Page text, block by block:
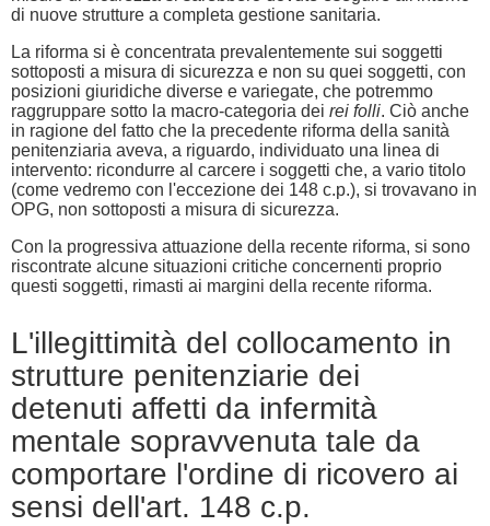
di nuove strutture a completa gestione sanitaria.
La riforma si è concentrata prevalentemente sui soggetti
sottoposti a misura di sicurezza e non su quei soggetti, con
posizioni giuridiche diverse e variegate, che potremmo
raggruppare sotto la macro-categoria dei rei folli. Ciò anche
in ragione del fatto che la precedente riforma della sanità
penitenziaria aveva, a riguardo, individuato una linea di
intervento: ricondurre al carcere i soggetti che, a vario titolo
(come vedremo con l'eccezione dei 148 c.p.), si trovavano in
OPG, non sottoposti a misura di sicurezza.
Con la progressiva attuazione della recente riforma, si sono
riscontrate alcune situazioni critiche concernenti proprio
questi soggetti, rimasti ai margini della recente riforma.
L'illegittimità del collocamento in
strutture penitenziarie dei
detenuti affetti da infermità
mentale sopravvenuta tale da
comportare l'ordine di ricovero ai
sensi dell'art. 148 c.p.